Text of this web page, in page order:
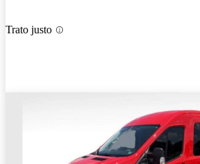
Trato justo